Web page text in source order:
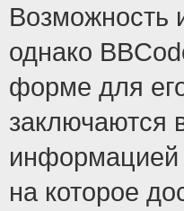
Возможность
однако
форме для
заключаются
информацией
на которое